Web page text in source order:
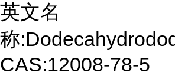
英文名
称
CAS:12008-78-5